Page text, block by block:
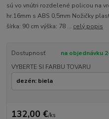
sú vo vnútri rozdelené policou na
hr.16mm s ABS 0,5mm Nožičky
šírka: 90 cm výška: 78 ... celý popis
Dostupnosť
na objednávku
VYBERTE SI FARBU TOVARU
132,00 €/ks